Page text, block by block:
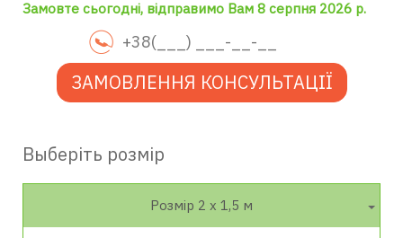
Замовте сьогодні, відправимо Вам 8 серпня 2026 р.
ЗАМОВЛЕННЯ КОНСУЛЬТАЦІЇ
Выберіть розмір
Розмір 2 х 1,5 м